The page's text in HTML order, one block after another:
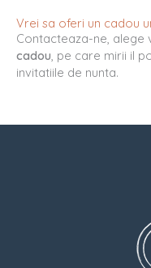
Vrei sa oferi un cadou
Contacteaza-ne,
cadou , pe care mirii il
invitatiile de nunta.